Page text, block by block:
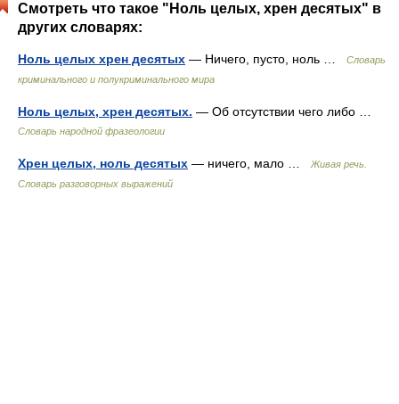
Смотреть что такое "Ноль целых, хрен десятых" в
других словарях:
Ноль целых хрен десятых — Ничего, пусто, ноль …
Словарь
криминального и полукриминального мира
Ноль целых, хрен десятых. — Об отсутствии чего либо …
Словарь народной фразеологии
Хрен целых, ноль десятых — ничего, мало …
Живая речь.
Словарь разговорных выражений